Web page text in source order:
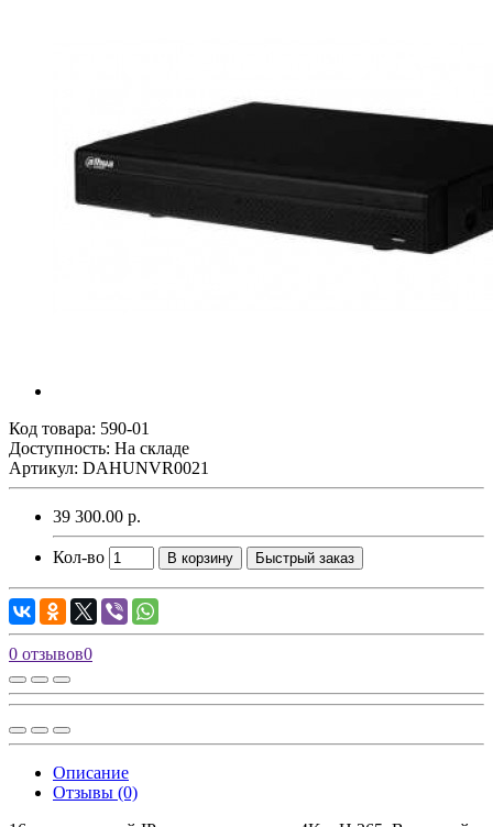
Код товара: 590-01
Доступность: На складе
Артикул: DAHUNVR0021
39 300.00 р.
Кол-во В корзину Быстрый заказ
0 отзывов0
Описание
Отзывы (0)